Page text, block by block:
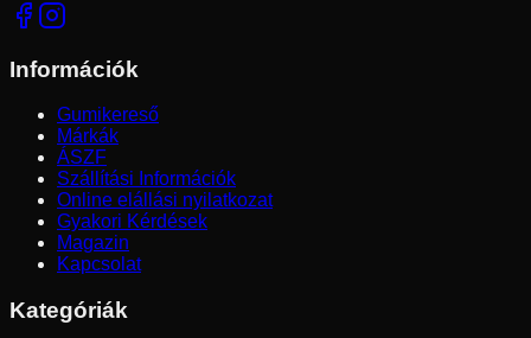
Információk
Gumikereső
Márkák
ÁSZF
Szállítási Információk
Online elállási nyilatkozat
Gyakori Kérdések
Magazin
Kapcsolat
Kategóriák